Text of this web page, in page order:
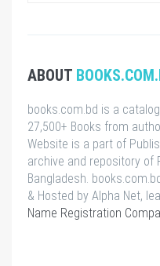
ABOUT
books.com.bd is a
27,500+ Books from
Website is a part of
archive and repository of
Bangladesh.
& Hosted by Alpha Net,
Name Registration